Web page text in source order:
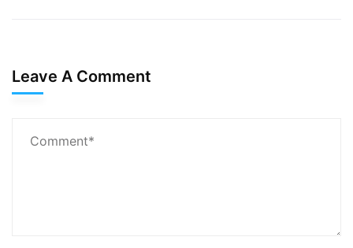
Leave A Comment